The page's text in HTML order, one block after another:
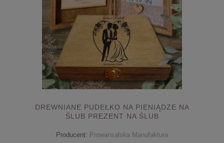
DREWNIANE PUDEŁKO NA PIENIĄDZE NA
ŚLUB PREZENT NA ŚLUB
Producent: Prowansalska Manufaktura